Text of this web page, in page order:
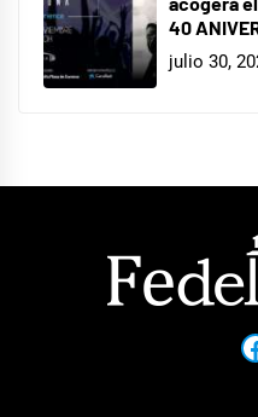
40
julio 30,